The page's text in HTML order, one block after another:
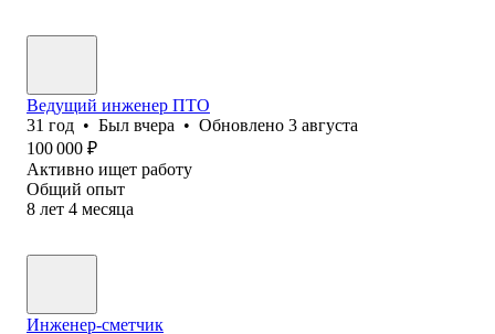
Ведущий инженер ПТО
31 год • Был вчера • Обновлено 3 августа
100 000 ₽
Активно ищет работу
Общий опыт
8 лет 4 месяца
Инженер-сметчик